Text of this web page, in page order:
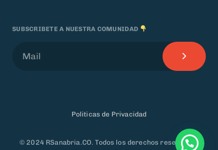
SUBSCRIBETE A NUESTRA COMUNIDAD
Politicas de Privacidad
© 2024 RSanabria.CO. Todos los derechos reservados